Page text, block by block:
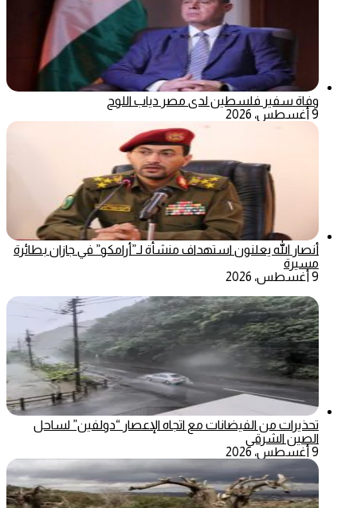
وفاة سفير فلسطين لدى مصر دياب اللوح
9 أغسطس، 2026
أنصار الله يعلنون استهداف منشأة لـ”أرامكو” في جازان بطائرة
مسيرة
9 أغسطس، 2026
تحذيرات من الفيضانات مع اتجاه الإعصار “دولفين” لساحل
الصين الشرقي
9 أغسطس، 2026